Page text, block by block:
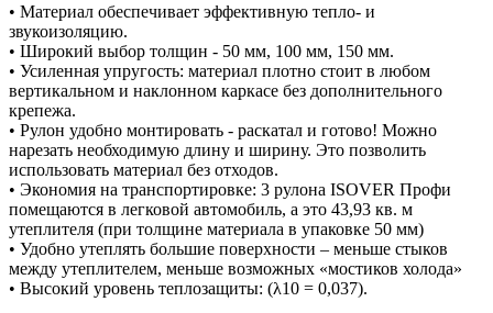
• Материал обеспечивает эффективную тепло- и
звукоизоляцию.
• Широкий выбор толщин - 50 мм, 100 мм, 150 мм.
• Усиленная упругость: материал плотно стоит в любом
вертикальном и наклонном каркасе без дополнительного
крепежа.
• Рулон удобно монтировать - раскатал и готово! Можно
нарезать необходимую длину и ширину. Это позволить
использовать материал без отходов.
• Экономия на транспортировке: 3 рулона ISOVER Профи
помещаются в легковой автомобиль, а это 43,93 кв. м
утеплителя (при толщине материала в упаковке 50 мм)
• Удобно утеплять большие поверхности – меньше стыков
между утеплителем, меньше возможных «мостиков холода»
• Высокий уровень теплозащиты: (λ10 = 0,037).